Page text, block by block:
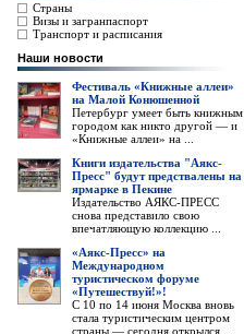
Страны
Визы и загранпаспорт
Транспорт и расписания
Наши новости
Фестиваль «Книжные аллеи»
на Малой Конюшенной
Петербург умеет быть книжным
городом как никто другой — и
«Книжные аллеи» на ...
Книги издательства "Аякс-
Пресс" будут предствалены на
ярмарке в Пекине
Издательство АЯКС-ПРЕСС
снова представило свою
впечатляющую коллекцию ...
«Аякс-Пресс» на
Международном
туристическом форуме
«Путешествуй!»!
С 10 по 14 июня Москва вновь
стала туристическим центром
страны — сегодня открылся ...